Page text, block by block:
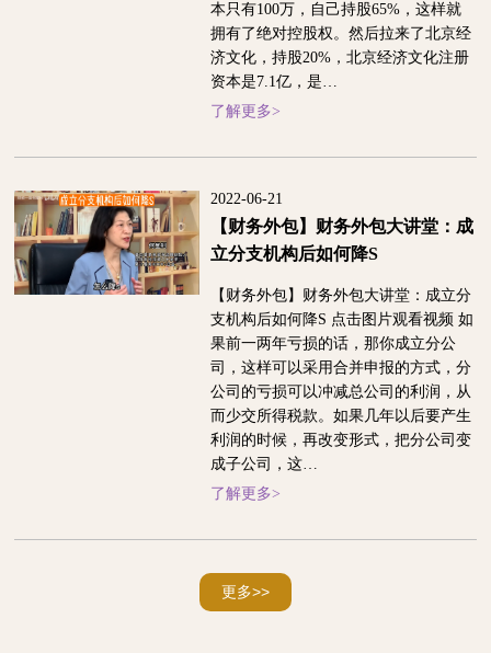
本只有100万，自己持股65%，这样就
拥有了绝对控股权。然后拉来了北京经
济文化，持股20%，北京经济文化注册
资本是7.1亿，是…
了解更多>
2022-06-21
【财务外包】财务外包大讲堂：成
立分支机构后如何降S
【财务外包】财务外包大讲堂：成立分
支机构后如何降S 点击图片观看视频 如
果前一两年亏损的话，那你成立分公
司，这样可以采用合并申报的方式，分
公司的亏损可以冲减总公司的利润，从
而少交所得税款。如果几年以后要产生
利润的时候，再改变形式，把分公司变
成子公司，这…
了解更多>
更多>>